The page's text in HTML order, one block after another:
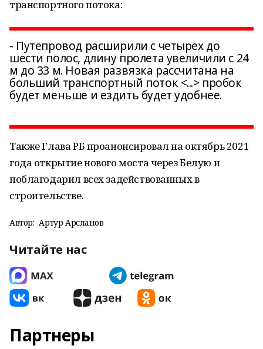
транспортного потока:
- Путепровод расширили с четырех до
шести полос, длину пролета увеличили с 24
м до 33 м. Новая развязка рассчитана на
больший транспортный поток <...> пробок
будет меньше и ездить будет удобнее.
Также Глава РБ проанонсировал на октябрь 2021
года открытие нового моста через Белую и
поблагодарил всех задействованных в
строительстве.
Автор: Артур Арсланов
Читайте нас
Партнеры